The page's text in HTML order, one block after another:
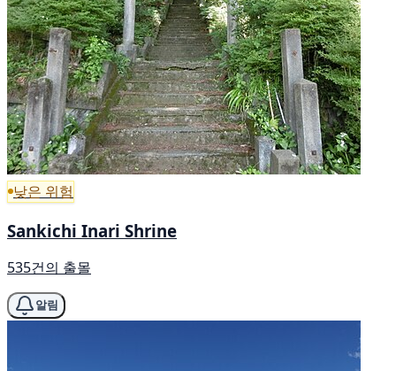
낮은 위험
Sankichi Inari Shrine
535건의 출몰
알림